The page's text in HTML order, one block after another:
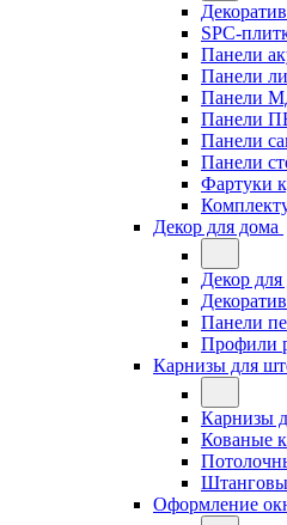
SPC-
Панели
Панели
Панели
Панели
Панели
Панели
Фартуки
Декор для дома
Декор для
Панели
Профили
Карнизы для
Карнизы
Кованые
Оформление